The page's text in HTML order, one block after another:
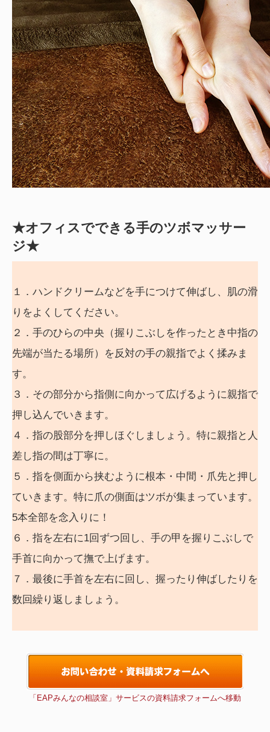
★オフィスでできる手のツボマッサー
ジ★
１．ハンドクリームなどを手につけて伸ばし、肌の滑
りをよくしてください。
２．手のひらの中央（握りこぶしを作ったとき中指の
先端が当たる場所）を反対の手の親指でよく揉みま
す。
３．その部分から指側に向かって広げるように親指で
押し込んでいきます。
４．指の股部分を押しほぐしましょう。特に親指と人
差し指の間は丁寧に。
５．指を側面から挟むように根本・中間・爪先と押し
ていきます。特に爪の側面はツボが集まっています。
5本全部を念入りに！
６．指を左右に1回ずつ回し、手の甲を握りこぶしで
手首に向かって撫で上げます。
７．最後に手首を左右に回し、握ったり伸ばしたりを
数回繰り返しましょう。
「EAPみんなの相談室」サービスの資料請求フォームへ移動